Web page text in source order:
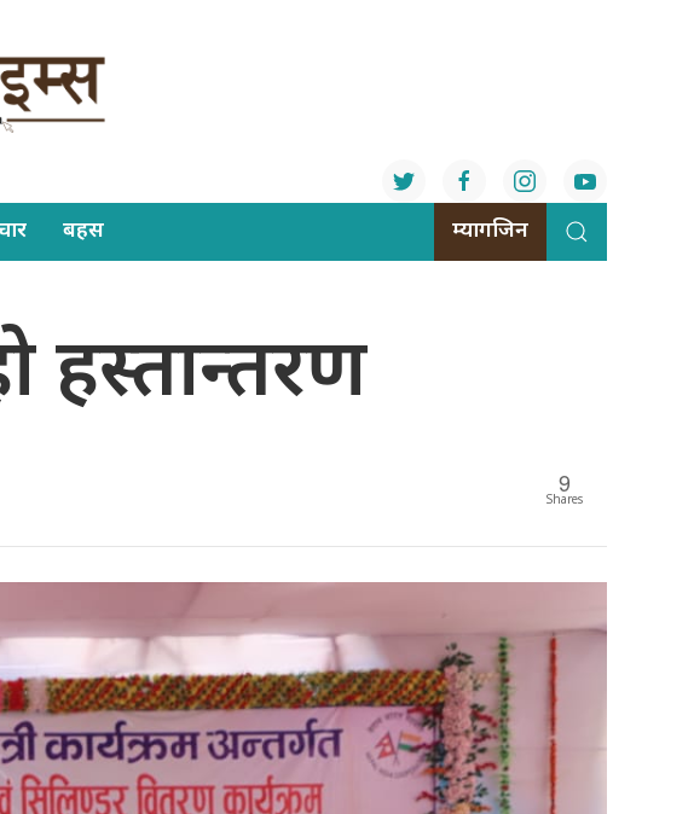
बहस म्यागजिन
हस्तान्तरण
9
Shares